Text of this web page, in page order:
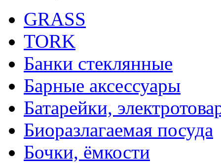
GRASS
TORK
Банки стеклянные
Барные аксессуары
Батарейки,
Биоразлагаемая посуда
Бочки, ёмкости